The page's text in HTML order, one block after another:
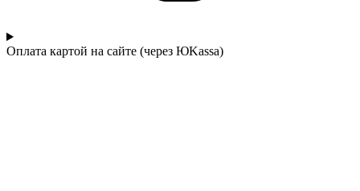
Оплата картой на сайте (через ЮKassa)